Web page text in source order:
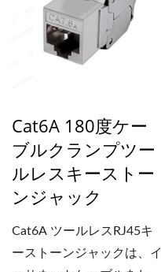
す。RJ45このジャックは
上下ケーブルホルダーとス
マートクランパークリップ
しっかりと固定できるた
め、プラスチック製のケー
ブルタイは不要です。最大
100WのPoE++デバイス
Cat6A 180度ケー
ブルクランプツー
ルレスキーストー
ンジャック
Cat6A ツールレスRJ45キ
ーストーンジャックは、イ